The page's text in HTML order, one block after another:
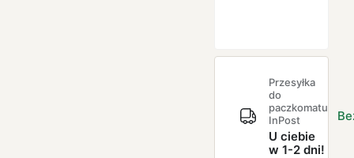
Przesyłka
do
paczkomatu
InPost
U ciebie
w 1-2 dni!